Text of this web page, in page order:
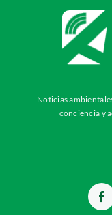
Noticias
conciencia y